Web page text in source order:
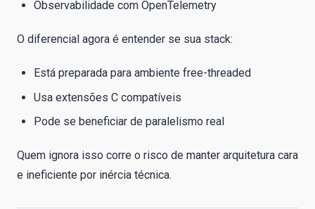
Observabilidade com OpenTelemetry
O diferencial agora é entender se sua stack:
Está preparada para ambiente free-threaded
Usa extensões C compatíveis
Pode se beneficiar de paralelismo real
Quem ignora isso corre o risco de manter arquitetura cara
e ineficiente por inércia técnica.